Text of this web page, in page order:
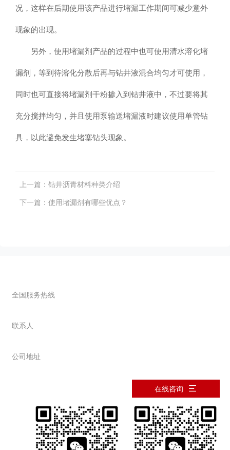
况，这样在后期使用该产品进行堵漏工作期间可减少意外
现象的出现。
另外，使用堵漏剂产品的过程中也可使用清水溶化堵
漏剂，等到待溶化分散后再与钻井液混合均匀才可使用，
同时也可直接将堵漏剂干粉掺入到钻井液中，不过要将其
充分搅拌均匀，并且使用泵输送堵漏液时建议使用单管钻
具，以此避免发生堵塞钻头现象。
上一篇： 钻井沥青材料种类介绍
下一篇： 使用堵漏剂有哪些优点？
全国服务热线
联系人
公司地址
在线咨询